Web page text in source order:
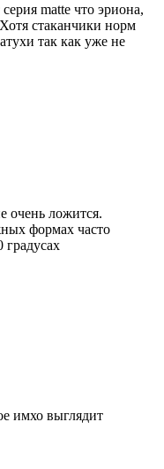
matte что эриона,
стаканчики норм
так как уже не
очень ложится.
формах часто
градусах
имхо выглядит